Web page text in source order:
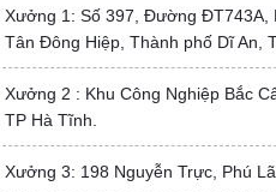
Xưởng 1: Số 397, Đường ĐT743A,
Tân Đông Hiệp, Thành phố Dĩ An,
Xưởng 2 : Khu Công Nghiệp Bắc
TP Hà Tĩnh.
Xưởng 3: 198 Nguyễn Trực, Phú